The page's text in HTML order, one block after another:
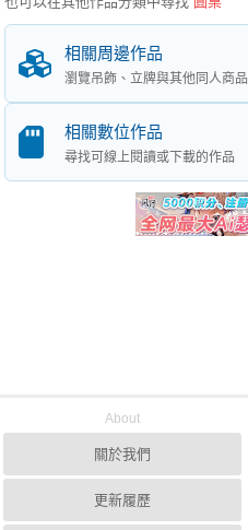
相關周邊作品
瀏覽吊飾、立牌與其他同人商品
相關數位作品
尋找可線上閱讀或下載的作品
About
關於我們
更新履歷